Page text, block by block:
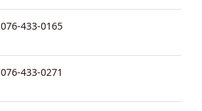
076-433-0165
076-433-0271